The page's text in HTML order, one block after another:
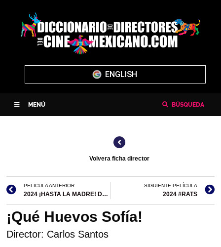
ENGLISH
MENÚ BÚSQUEDA
Volvera ficha director
PELICULA ANTERIOR
2024 ¡HASTA LA MADRE! DE LA NAVIDAD
SIGUIENTE PELÍCULA
2024 #RATS
¡Qué Huevos Sofía!
Director: Carlos Santos